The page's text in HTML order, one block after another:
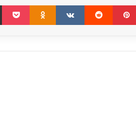
‫پین‌ترست ‫رددیت ‫VKontakte
‫Odnoklassniki
رئیس ستاد اجرایی